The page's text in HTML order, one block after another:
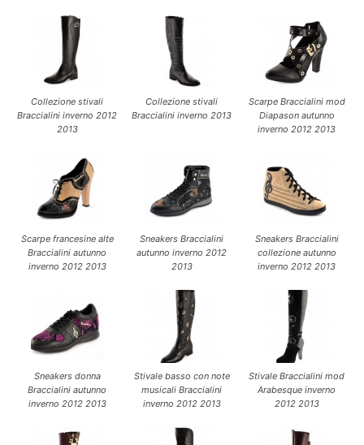
Collezione stivali
Braccialini inverno 2012
2013
Collezione stivali
Braccialini inverno 2013
Scarpe Braccialini mod
Diapason autunno
inverno 2012 2013
Scarpe francesine alte
Braccialini autunno
inverno 2012 2013
Sneakers Braccialini
autunno inverno 2012
2013
Sneakers Braccialini
collezione autunno
inverno 2012 2013
Sneakers donna
Braccialini autunno
inverno 2012 2013
Stivale basso con note
musicali Braccialini
inverno 2012 2013
Stivale Braccialini mod
Arabesque inverno
2012 2013